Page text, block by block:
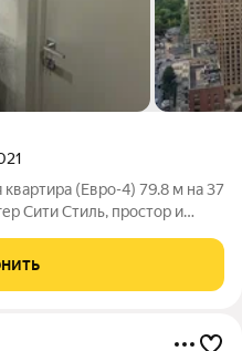
(Евро-4) 79.8 м на 37
Сити Стиль, простор и
79.8 кв.м в престижном